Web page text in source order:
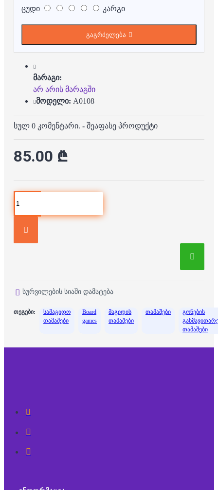
ცუდი კარგი
გაგრძელება
მარაგი:
არ არის მარაგში
მოდელი: A0108
სულ 0 კომენტარი. - შეაფასე პროდუქტი
85.00 ₾
სურვილების სიაში დამატება
თეგები:
სამაგიდო
თამაშები
Board
games
მაგიდის
თამაშები
თამაშები
გონების
თამაშები